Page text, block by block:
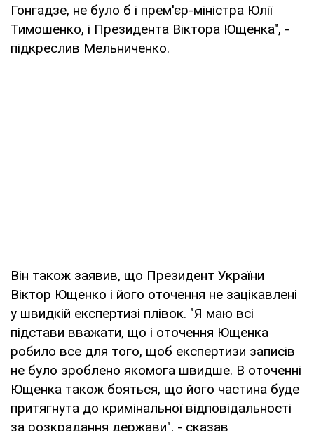
Гонгадзе, не було б і прем'єр-міністра Юлії
Тимошенко, і Президента Віктора Ющенка", -
підкреслив Мельниченко.
Він також заявив, що Президент України
Віктор Ющенко і його оточення не зацікавлені
у швидкій експертизі плівок. "Я маю всі
підстави вважати, що і оточення Ющенка
робило все для того, щоб експертизи записів
не було зроблено якомога швидше. В оточенні
Ющенка також бояться, що його частина буде
притягнута до кримінальної відповідальності
за розкрадання держави", - сказав